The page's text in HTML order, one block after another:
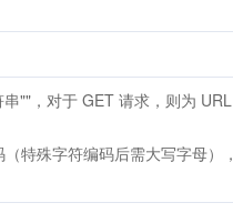
""，对于 GET 请求，则为 URL
特殊字符编码后需大写字母），